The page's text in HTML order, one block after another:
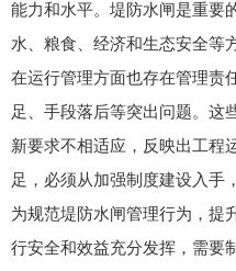
能力和水平。堤防水闸是重要
水、粮食、经济和生态安全等
在运行管理方面也存在管理责
足、手段落后等突出问题。这
新要求不相适应，反映出工程
足，必须从加强制度建设入手
为规范堤防水闸管理行为，提
行安全和效益充分发挥，需要